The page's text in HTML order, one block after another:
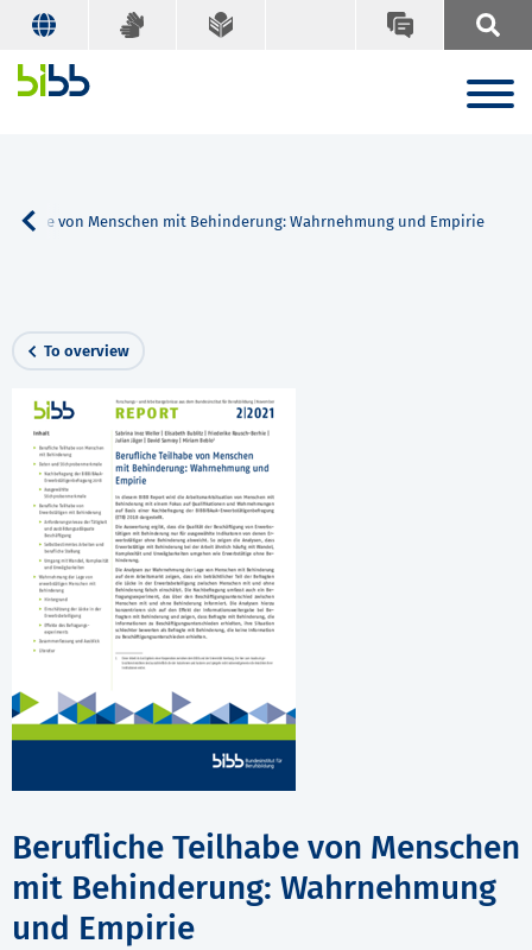
von Menschen mit Behinderung: Wahrnehmung und Empirie
To overview
Berufliche Teilhabe von Menschen
mit Behinderung: Wahrnehmung
und Empirie